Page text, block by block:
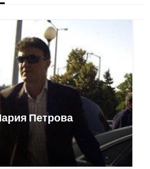
Петрова